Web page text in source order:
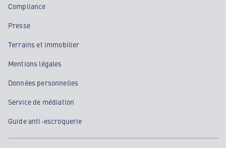
Compliance
Presse
Terrains et immobilier
Mentions légales
Données personnelles
Service de médiation
Guide anti-escroquerie